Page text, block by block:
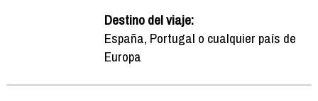
Destino del viaje:
España, Portugal o cualquier país de
Europa